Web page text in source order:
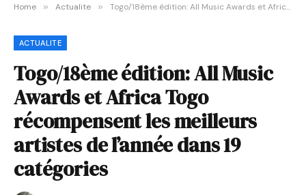
Home » Actualite » Togo/18ème édition: All Music Awards et Africa Togo récompensent les meilleurs artistes de l’année dans 19 catégories
ACTUALITE
Togo/18ème édition: All Music
Awards et Africa Togo
récompensent les meilleurs
artistes de l’année dans 19
catégories